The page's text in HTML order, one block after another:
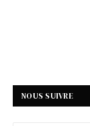
NOUS SUIVRE